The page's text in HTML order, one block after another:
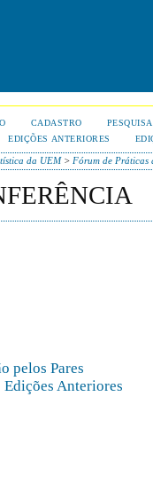
CADASTRO
PESQUISA
EDIÇÕES ANTERIORES
da UEM> Fórum de Práticas
pelos Pares
Edições Anteriores